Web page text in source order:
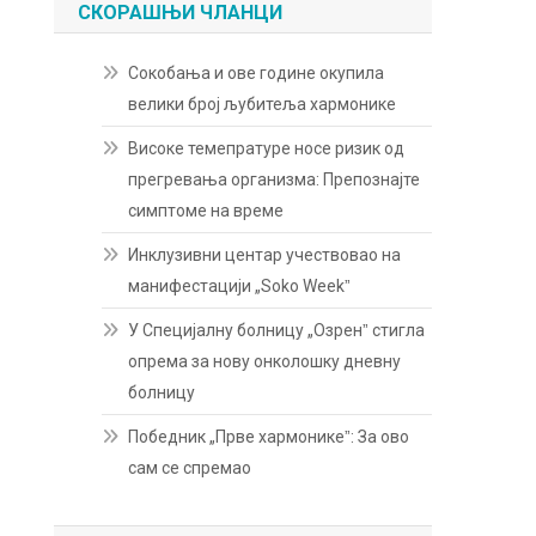
СКОРАШЊИ ЧЛАНЦИ
Сокобања и ове године окупила
велики број љубитеља хармонике
Високе темепратуре носе ризик од
прегревања организма: Препознајте
симптоме на време
Инклузивни центар учествовао на
манифестацији „Soko Weekˮ
У Специјалну болницу „Озренˮ стигла
опрема за нову онколошку дневну
болницу
Победник „Прве хармоникеˮ: За ово
сам се спремао